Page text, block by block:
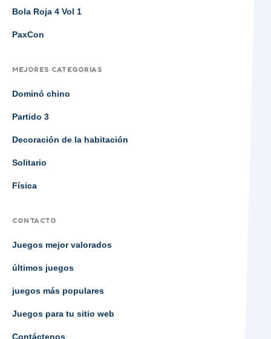
Bola Roja 4 Vol 1
PaxCon
MEJORES CATEGORIAS
Dominó chino
Partido 3
Decoración de la habitación
Solitario
Física
CONTACTO
Juegos mejor valorados
últimos juegos
juegos más populares
Juegos para tu sitio web
Contáctenos